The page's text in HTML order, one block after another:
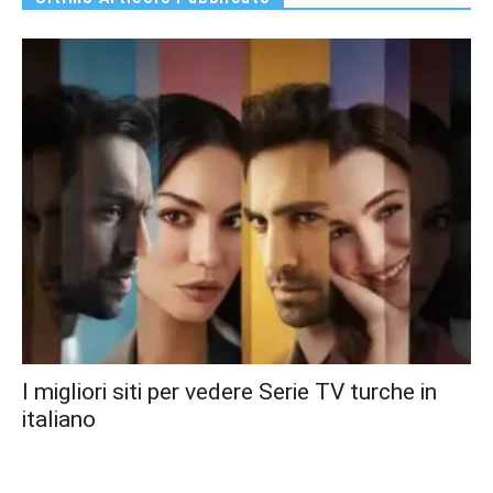
I migliori siti per vedere Serie TV turche in
italiano